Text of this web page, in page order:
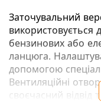
Заточувальний
використовується
бензинових або
ланцюга.
допомогою
Вентиляційні
своєчасний відвід